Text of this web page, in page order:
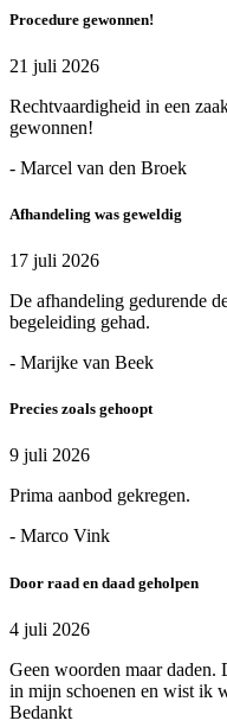
Procedure gewonnen!
21 juli 2026
Rechtvaardigheid in een
gewonnen!
- Marcel van den Broek
Afhandeling was geweldig
17 juli 2026
De afhandeling gedurende
begeleiding gehad.
- Marijke van Beek
Precies zoals gehoopt
9 juli 2026
Prima aanbod gekregen.
- Marco Vink
Door raad en daad geholpen
4 juli 2026
Geen woorden maar
in mijn schoenen en wist ik
Bedankt